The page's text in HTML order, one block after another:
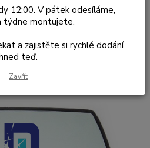
HI-LUX
)
12:00. V pátek odesíláme,
týdne montujete.
a zajistěte si rychlé dodání
teď.
Zavřít